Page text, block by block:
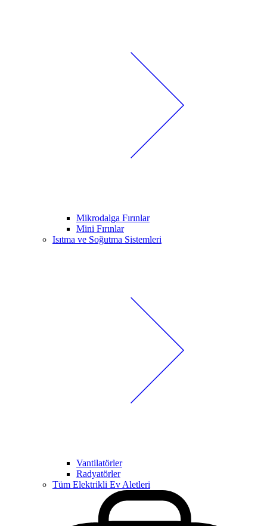
Mikrodalga Fırınlar
Mini Fırınlar
Isıtma ve Soğutma Sistemleri
Vantilatörler
Radyatörler
Tüm Elektrikli Ev Aletleri